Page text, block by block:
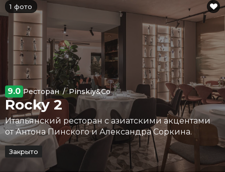
1 фото
9.0 Ресторан / Pinskiy&co
Rocky 2
Итальянский ресторан с азиатскими акцентами
от Антона Пинского и Александра Соркина.
Закрыто